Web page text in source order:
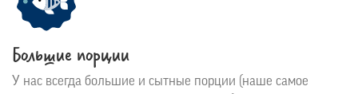
Большие порции
У нас всегда большие и сытные порции (наше самое